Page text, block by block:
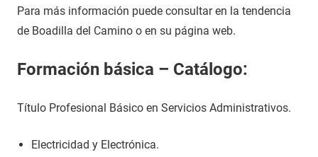
Para más información puede consultar en la tendencia
de Boadilla del Camino o en su página web.
Formación básica – Catálogo:
Título Profesional Básico en Servicios Administrativos.
Electricidad y Electrónica.